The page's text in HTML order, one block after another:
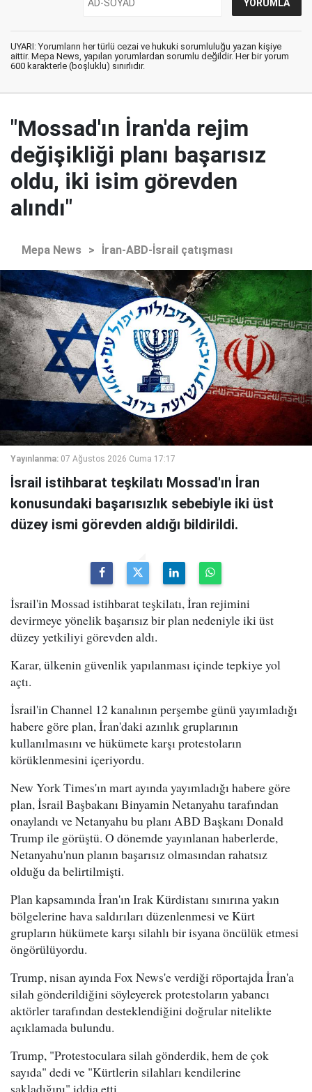
UYARI: Yorumların her türlü cezai ve hukuki sorumluluğu yazan kişiye
aittir. Mepa News, yapılan yorumlardan sorumlu değildir. Her bir yorum
600 karakterle (boşluklu) sınırlıdır.
"Mossad'ın İran'da rejim
değişikliği planı başarısız
oldu, iki isim görevden
alındı"
Mepa News > İran-ABD-İsrail çatışması
Yayınlanma: 07 Ağustos 2026 Cuma 17:17
İsrail istihbarat teşkilatı Mossad'ın İran
konusundaki başarısızlık sebebiyle iki üst
düzey ismi görevden aldığı bildirildi.
İsrail'in Mossad istihbarat teşkilatı, İran rejimini
devirmeye yönelik başarısız bir plan nedeniyle iki üst
düzey yetkiliyi görevden aldı.
Karar, ülkenin güvenlik yapılanması içinde tepkiye yol
açtı.
İsrail'in Channel 12 kanalının perşembe günü yayımladığı
habere göre plan, İran'daki azınlık gruplarının
kullanılmasını ve hükümete karşı protestoların
körüklenmesini içeriyordu.
New York Times'ın mart ayında yayımladığı habere göre
plan, İsrail Başbakanı Binyamin Netanyahu tarafından
onaylandı ve Netanyahu bu planı ABD Başkanı Donald
Trump ile görüştü. O dönemde yayınlanan haberlerde,
Netanyahu'nun planın başarısız olmasından rahatsız
olduğu da belirtilmişti.
Plan kapsamında İran'ın Irak Kürdistanı sınırına yakın
bölgelerine hava saldırıları düzenlenmesi ve Kürt
grupların hükümete karşı silahlı bir isyana öncülük etmesi
öngörülüyordu.
Trump, nisan ayında Fox News'e verdiği röportajda İran'a
silah gönderildiğini söyleyerek protestoların yabancı
aktörler tarafından desteklendiğini doğrular nitelikte
açıklamada bulundu.
Trump, "Protestoculara silah gönderdik, hem de çok
sayıda" dedi ve "Kürtlerin silahları kendilerine